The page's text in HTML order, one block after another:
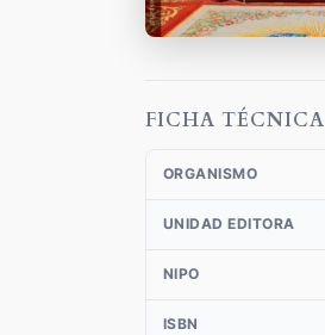
FICHA TÉCNICA
ORGANISMO
UNIDAD EDITORA
NIPO
ISBN